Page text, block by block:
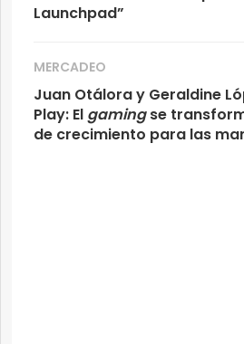
Launchpad”
MERCADEO
Juan Otálora y Geraldine
Play: El gamingse
de crecimiento para las